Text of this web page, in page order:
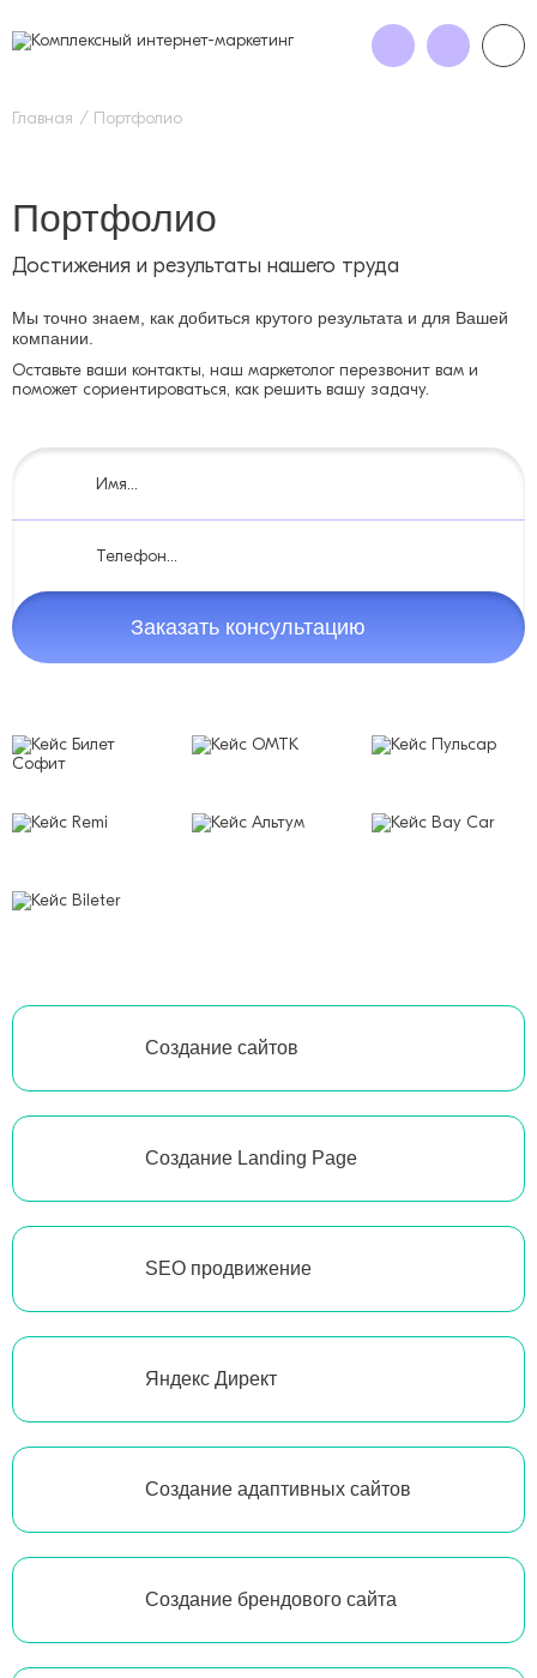
Главная Портфолио
Портфолио
Достижения и результаты нашего труда
Мы точно знаем, как добиться крутого результата и для Вашей
компании.
Оставьте ваши контакты, наш маркетолог перезвонит вам и
поможет сориентироваться, как решить вашу задачу.
Заказать консультацию
Создание сайтов
Создание Landing Page
SEO продвижение
Яндекс Директ
Создание адаптивных сайтов
Создание брендового сайта